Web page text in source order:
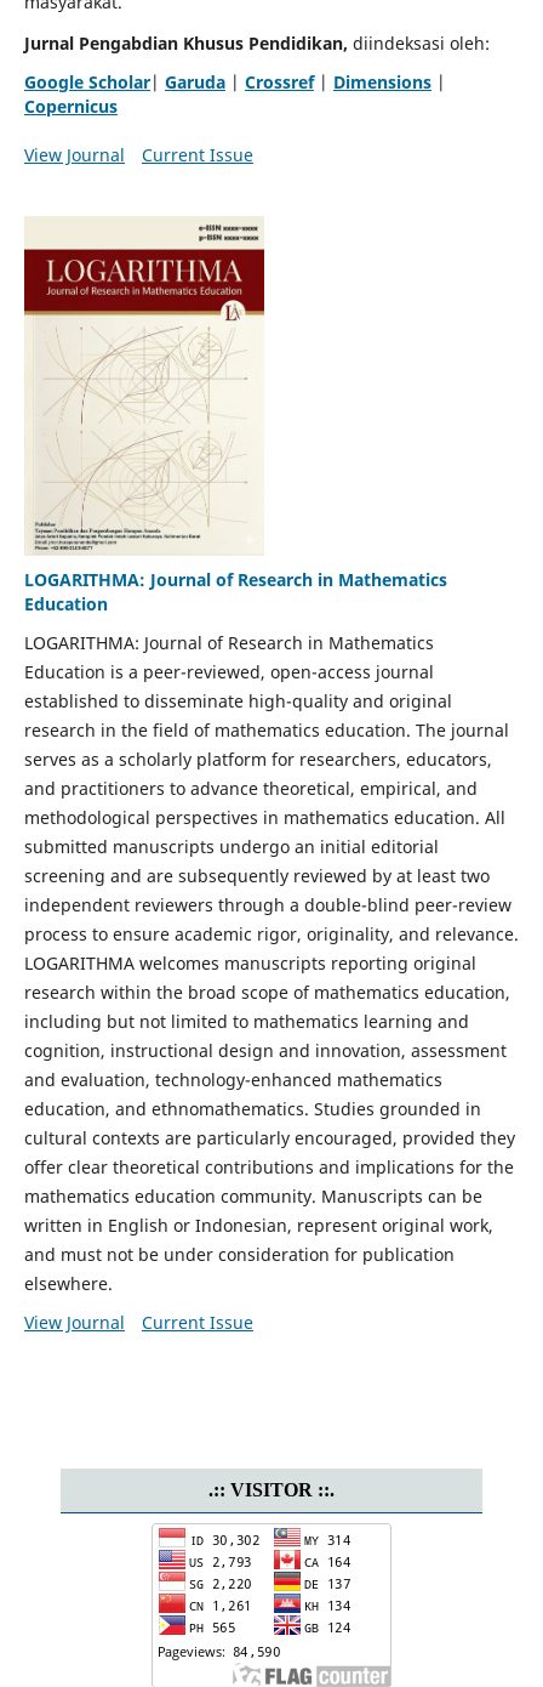
Jurnal Pengabdian Khusus Pendidikan, diindeksasi oleh:
Google Scholar| Garuda| Crossref| Dimensions|
Copernicus
View Journal Current Issue
LOGARITHMA: Journal of Research in Mathematics
Education
LOGARITHMA: Journal of Research in Mathematics
Education is a peer-reviewed, open-access journal
established to disseminate high-quality and original
research in the field of mathematics education. The journal
serves as a scholarly platform for researchers, educators,
and practitioners to advance theoretical, empirical, and
methodological perspectives in mathematics education. All
submitted manuscripts undergo an initial editorial
screening and are subsequently reviewed by at least two
independent reviewers through a double-blind peer-review
process to ensure academic rigor, originality, and relevance.
LOGARITHMA welcomes manuscripts reporting original
research within the broad scope of mathematics education,
including but not limited to mathematics learning and
cognition, instructional design and innovation, assessment
and evaluation, technology-enhanced mathematics
education, and ethnomathematics. Studies grounded in
cultural contexts are particularly encouraged, provided they
offer clear theoretical contributions and implications for the
mathematics education community. Manuscripts can be
written in English or Indonesian, represent original work,
and must not be under consideration for publication
elsewhere.
View Journal
Current Issue
.:: VISITOR ::.